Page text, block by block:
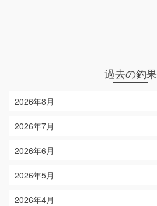
過去の釣果
2026年8月
2026年7月
2026年6月
2026年5月
2026年4月